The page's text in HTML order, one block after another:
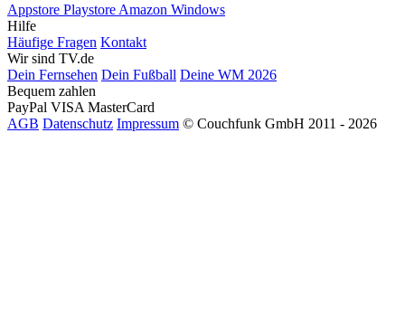
Appstore Playstore Amazon Windows
Hilfe
Häufige Fragen Kontakt
Wir sind TV.de
Dein Fernsehen Dein Fußball Deine WM 2026
Bequem zahlen
PayPal VISA MasterCard
AGB Datenschutz Impressum © Couchfunk GmbH 2011 - 2026